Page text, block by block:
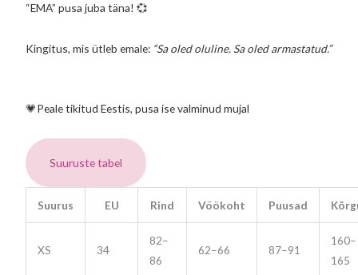
“EMA” pusa juba täna! 💞
Kingitus, mis ütleb emale: “Sa oled oluline. Sa oled armastatud.”
💗Peale tikitud Eestis, pusa ise valminud mujal
Suuruste tabel
Suurus EU Rind Vöökoht Puusad
XS 34
82–
86
62–66 87–91
160–
165